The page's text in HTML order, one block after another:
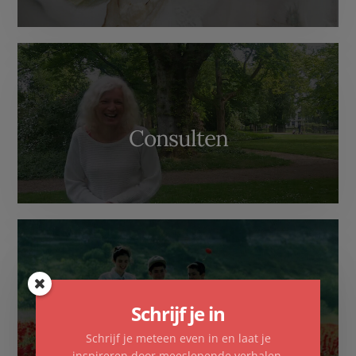
Consulten
Familieopstellingen
Schrijf je in
Schrijf je meteen even in en laat je